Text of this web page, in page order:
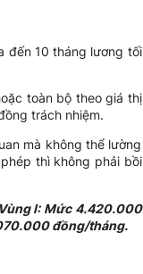
đến 10 tháng lương tối
toàn bộ theo giá thị
trách nhiệm.
mà không thể lường
thì không phải bồi
I: Mức 4.420.000
đồng/tháng.